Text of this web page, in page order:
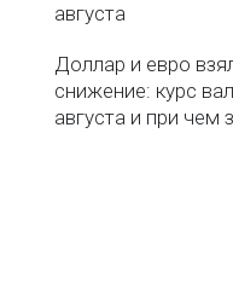
августа
Доллар и евро
снижение: курс
августа и при чем